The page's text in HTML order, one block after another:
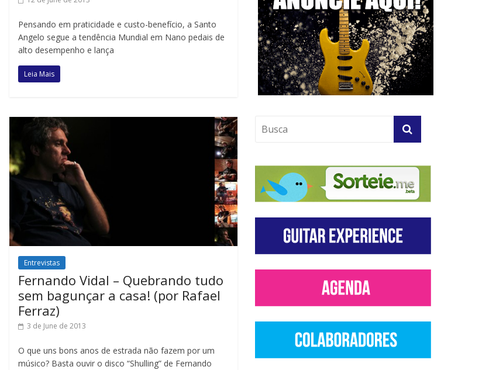
Pensando em praticidade e custo-benefício, a Santo
Angelo segue a tendência Mundial em Nano pedais de
alto desempenho e lança
Leia Mais
Entrevistas
Fernando Vidal – Quebrando tudo
sem bagunçar a casa! (por Rafael
Ferraz)
3 de June de 2013
O que uns bons anos de estrada não fazem por um
músico? Basta ouvir o disco “Shulling” de Fernando